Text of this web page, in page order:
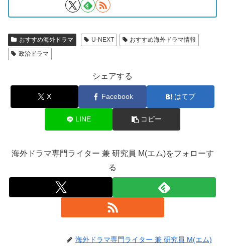
おすすめ海外ドラマ U-NEXT
おすすめ海外ドラマ情報
政治ドラマ
シェアする
X Facebook はてブ
LINE コピー
海外ドラマ専門ライター 兼 研究員 M(エム)をフォローす
る
海外ドラマ専門ライター 兼 研究員 M(エム)